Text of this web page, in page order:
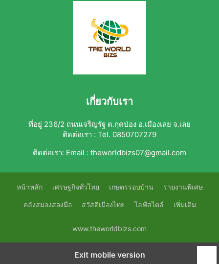
เกี่ยวกับเรา
ที่อยู่ 236/2 ถนนเจริญรัฐ ต.กุดป่อง อ.เมืองเลย จ.เลย
ติดต่อเรา : Tel. 0850707279
ติดต่อเรา: Email : theworldbizs07@gmail.com
หน้าหลัก เศรษฐกิจทั่วไทย เกษตรรอบบ้าน รายงานพิเศษ
คลังสมองสองมือ สวัสดีเมืองไทย ไลฟ์สไตล์ เพิ่มเติม
www.theworldbizs.com
Exit mobile version